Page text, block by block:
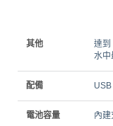
其他
達到
水中
配備
電池容量 內